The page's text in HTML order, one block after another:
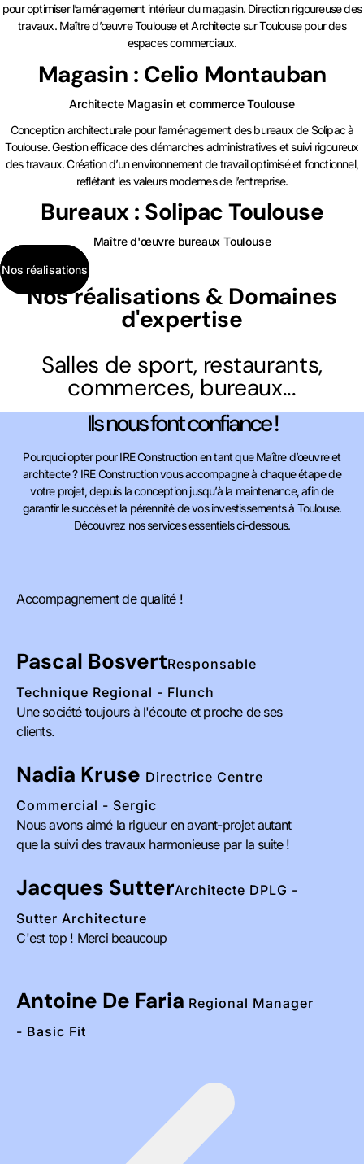
pour optimiser l’aménagement intérieur du magasin. Direction rigoureuse des
travaux. Maître d’œuvre Toulouse et Architecte sur Toulouse pour des
espaces commerciaux.
Magasin : Celio Montauban
Architecte Magasin et commerce Toulouse
Conception architecturale pour l’aménagement des bureaux de Solipac à
Toulouse. Gestion efficace des démarches administratives et suivi rigoureux
des travaux. Création d’un environnement de travail optimisé et fonctionnel,
reflétant les valeurs modernes de l’entreprise.
Bureaux : Solipac Toulouse
Maître d'œuvre bureaux Toulouse
Nos réalisations
Nos réalisations & Domaines
d'expertise
Salles de sport, restaurants,
commerces, bureaux...
Ils nous font confiance !
Pourquoi opter pour IRE Construction en tant que Maître d’œuvre et
architecte ? IRE Construction vous accompagne à chaque étape de
votre projet, depuis la conception jusqu’à la maintenance, afin de
garantir le succès et la pérennité de vos investissements à Toulouse.
Découvrez nos services essentiels ci-dessous.
Accompagnement de qualité !
Pascal BosvertResponsable
Technique Regional - Flunch
Une société toujours à l'écoute et proche de ses
clients.
Nadia Kruse Directrice Centre
Commercial - Sergic
Nous avons aimé la rigueur en avant-projet autant
que la suivi des travaux harmonieuse par la suite !
Jacques SutterArchitecte DPLG -
Sutter Architecture
C'est top ! Merci beaucoup
Antoine De Faria Regional Manager
- Basic Fit